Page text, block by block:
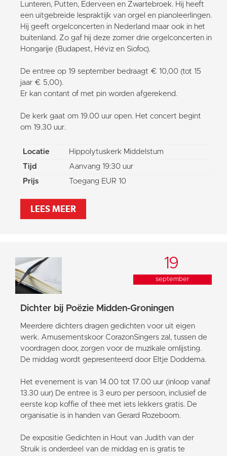
Lunteren, Putten, Ederveen en Zwartebroek. Hij heeft
een uitgebreide lespraktijk van orgel en pianoleerlingen.
Hij geeft orgelconcerten in Nederland maar ook in het
buitenland. Zo gaf hij deze zomer drie orgelconcerten in
Hongarije (Budapest, Héviz en Siofoc).
De entree op 19 september bedraagt € 10,00 (tot 15
jaar € 5,00).
Er kan contant of met pin worden afgerekend.
De kerk gaat om 19.00 uur open. Het concert begint
om 19.30 uur.
Locatie
Hippolytuskerk Middelstum
Tijd
Aanvang 19:30 uur
Prijs
Toegang EUR 10
LEES MEER
19
september
Dichter bij Poëzie Midden-Groningen
Meerdere dichters dragen gedichten voor uit eigen
werk. Amusementskoor CorazonSingers zal, tussen de
voordragen door, zorgen voor de muzikale omlijsting.
De middag wordt gepresenteerd door Eltje Doddema.
Het evenement is van 14.00 tot 17.00 uur (inloop vanaf
13.30 uur) De entree is 3 euro per persoon, inclusief de
eerste kop koffie of thee met iets lekkers gratis. De
organisatie is in handen van Gerard Rozeboom.
De expositie Gedichten in Hout van Judith van der
Struik is onderdeel van de middag en is gratis te